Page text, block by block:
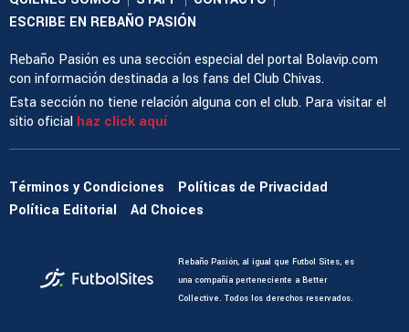
ESCRIBE EN REBAÑO PASIÓN
Rebaño Pasión es una sección especial del portal Bolavip.com
con información destinada a los fans del Club Chivas.
Esta sección no tiene relación alguna con el club. Para visitar el
sitio oficial haz click aquí
Términos y Condiciones
Políticas de Privacidad
Política Editorial
Ad Choices
Rebaño Pasión, al igual que Futbol Sites, es
una compañía perteneciente a Better
Collective. Todos los derechos reservados.